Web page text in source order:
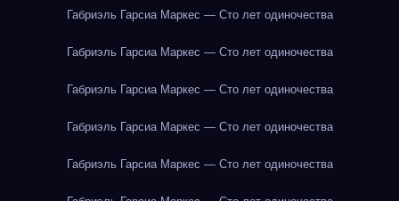
Габриэль Гарсиа Маркес — Сто лет одиночества
Габриэль Гарсиа Маркес — Сто лет одиночества
Габриэль Гарсиа Маркес — Сто лет одиночества
Габриэль Гарсиа Маркес — Сто лет одиночества
Габриэль Гарсиа Маркес — Сто лет одиночества